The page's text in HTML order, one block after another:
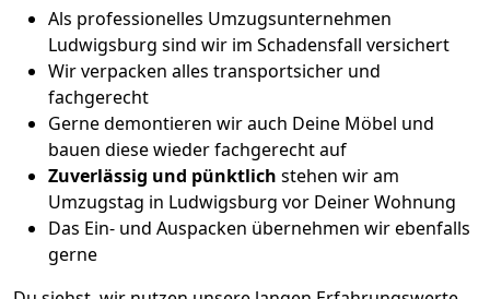
Als professionelles Umzugsunternehmen
Ludwigsburg sind wir im Schadensfall versichert
Wir verpacken alles transportsicher und
fachgerecht
Gerne demontieren wir auch Deine Möbel und
bauen diese wieder fachgerecht auf
Zuverlässig und pünktlich stehen wir am
Umzugstag in Ludwigsburg vor Deiner Wohnung
Das Ein- und Auspacken übernehmen wir ebenfalls
gerne